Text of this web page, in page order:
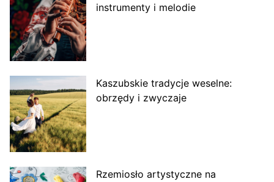
instrumenty i melodie
Kaszubskie tradycje weselne:
obrzędy i zwyczaje
Rzemiosło artystyczne na